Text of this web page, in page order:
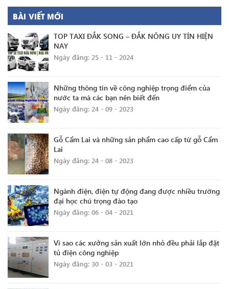
BÀI VIẾT MỚI
TOP TAXI ĐẮK SONG – ĐẮK NÔNG UY TÍN HIỆN
NAY
Ngày đăng: 25 - 11 - 2024
Những thông tin về công nghiệp trọng điểm của
nước ta mà các bạn nên biết đến
Ngày đăng: 24 - 09 - 2023
Gỗ Cẩm Lai và những sản phẩm cao cấp từ gỗ Cẩm
Lai
Ngày đăng: 24 - 08 - 2023
Ngành điện, điện tự động đang được nhiều trường
đại học chú trọng đào tạo
Ngày đăng: 06 - 04 - 2021
Vì sao các xưởng sản xuất lớn nhỏ đều phải lắp đặt
tủ điện công nghiệp
Ngày đăng: 30 - 03 - 2021